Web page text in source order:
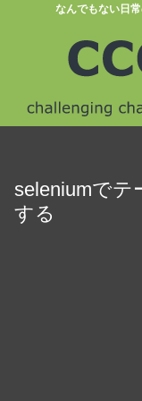
なんでもない日
seleniumでテ
する